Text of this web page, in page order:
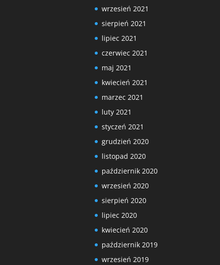
wrzesień 2021
sierpień 2021
lipiec 2021
czerwiec 2021
maj 2021
kwiecień 2021
marzec 2021
luty 2021
styczeń 2021
grudzień 2020
listopad 2020
październik 2020
wrzesień 2020
sierpień 2020
lipiec 2020
kwiecień 2020
październik 2019
wrzesień 2019